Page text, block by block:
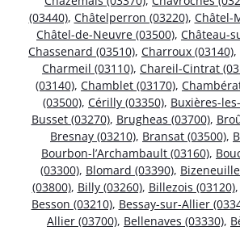
(03440), Châtelperron (03220), Châtel-
Châtel-de-Neuvre (03500), Château-
Chassenard (03510), Charroux (03140),
Charmeil (03110), Chareil-Cintrat
(03140), Chamblet (03170),
(03500), Cérilly (03350), Buxières-
Busset (03270), Brugheas (03700),
Bresnay (03210), Bransat (03500),
Bourbon-l’Archambault (03160),
(03300), Blomard (03390),
(03800), Billy (03260), Billezois (03120),
Besson (03210), Bessay-sur-Allier
Allier (03700), Bellenaves (03330),